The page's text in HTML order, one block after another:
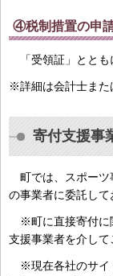
④税制措置の申
「受領証」ととも
※詳細は会計士また
寄付支援事
町では、スポーツ
の事業者に委託して
※町に直接寄付に
支援事業者を介して
※現在各社のサイ